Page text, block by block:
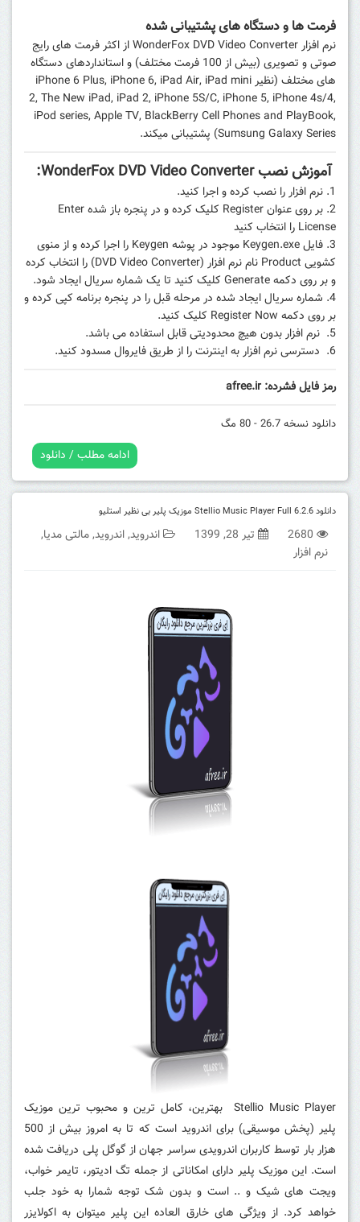
فرمت ها و دستگاه های پشتیبانی شده
نرم افزار WonderFox DVD Video Converter از اکثر فرمت های رایج
صوتی و تصویری (بیش از 100 فرمت مختلف) و استانداردهای دستگاه‌
های مختلف (نظیر iPhone 6 Plus, iPhone 6, iPad Air, iPad mini
2, The New iPad, iPad 2, iPhone 5S/C, iPhone 5, iPhone 4s/4,
iPod series, Apple TV, BlackBerry Cell Phones and PlayBook,
Sumsung Galaxy Series) پشتیبانی میکند.
آموزش نصب WonderFox DVD Video Converter:
نرم افزار را نصب کرده و اجرا کنید.
بر روی عنوان Register کلیک کرده و در پنجره باز شده Enter
License را انتخاب کنید
فایل Keygen.exe موجود در پوشه Keygen را اجرا کرده و از منوی
کشویی Product نام نرم افزار (DVD Video Converter) را انتخاب کرده
و بر روی دکمه Generate کلیک کنید تا یک شماره سریال ایجاد شود.
شماره سریال ایجاد شده در مرحله قبل را در پنجره برنامه کپی کرده و
بر روی دکمه Register Now کلیک کنید.
نرم افزار بدون هیچ محدودیتی قابل استفاده می باشد.
دسترسی نرم افزار به اینترنت را از طریق فایروال مسدود کنید.
رمز فایل فشرده: afree.ir
دانلود نسخه 26.7 - 80 مگ
ادامه مطلب / دانلود
دانلود Stellio Music Player Full 6.2.6 موزیک پلیر بی نظیر استلیو
2680 تیر 28, 1399 اندروید,اندروید,مالتی مدیا,
نرم افزار
Stellio Music Player بهترین، کامل ترین و محبوب ترین موزیک
پلیر (پخش موسیقی) برای اندروید است که تا به امروز بیش از 500
هزار بار توسط کاربران اندرویدی سراسر جهان از گوگل پلی دریافت شده
است. این موزیک پلیر دارای امکاناتی از جمله تگ ادیتور، تایمر خواب،
ویجت های شیک و .. است و بدون شک توجه شمارا به خود جلب
خواهد کرد. از ویژگی های خارق العاده این پلیر میتوان به اکولایزر